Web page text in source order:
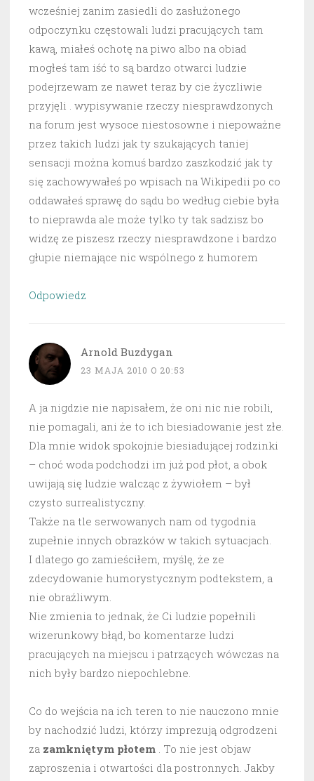
wcześniej zanim zasiedli do zasłużonego
odpoczynku częstowali ludzi pracujących tam
kawą, miałeś ochotę na piwo albo na obiad
mogłeś tam iść to są bardzo otwarci ludzie
podejrzewam ze nawet teraz by cie życzliwie
przyjęli . wypisywanie rzeczy niesprawdzonych
na forum jest wysoce niestosowne i niepoważne
przez takich ludzi jak ty szukających taniej
sensacji można komuś bardzo zaszkodzić jak ty
się zachowywałeś po wpisach na Wikipedii po co
oddawałeś sprawę do sądu bo według ciebie była
to nieprawda ale może tylko ty tak sadzisz bo
widzę ze piszesz rzeczy niesprawdzone i bardzo
głupie niemające nic wspólnego z humorem
Odpowiedz
Arnold Buzdygan
23 MAJA 2010 O 20:53
A ja nigdzie nie napisałem, że oni nic nie robili,
nie pomagali, ani że to ich biesiadowanie jest złe.
Dla mnie widok spokojnie biesiadującej rodzinki
– choć woda podchodzi im już pod płot, a obok
uwijają się ludzie walcząc z żywiołem – był
czysto surrealistyczny.
Także na tle serwowanych nam od tygodnia
zupełnie innych obrazków w takich sytuacjach.
I dlatego go zamieściłem, myślę, że ze
zdecydowanie humorystycznym podtekstem, a
nie obraźliwym.
Nie zmienia to jednak, że Ci ludzie popełnili
wizerunkowy błąd, bo komentarze ludzi
pracujących na miejscu i patrzących wówczas na
nich były bardzo niepochlebne.
Co do wejścia na ich teren to nie nauczono mnie
by nachodzić ludzi, którzy imprezują odgrodzeni
za zamkniętym płotem . To nie jest objaw
zaproszenia i otwartości dla postronnych. Jakby